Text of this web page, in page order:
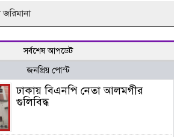
সর্বশেষ আপডেট
জনপ্রিয় পোস্ট
ঢাকায় বিএনপি নেতা আলমগীর
গুলিবিদ্ধ